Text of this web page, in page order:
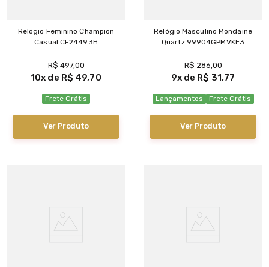
Relógio Feminino Champion
Casual CF24493H
R$ 497,00
10 R$ 49,70
Frete Grátis
Ver Produto
Relógio Masculino Mondaine
Quartz 99904GPMVKE3
R$ 286,00
9 R$ 31,77
Lançamentos Frete Grátis
Ver Produto